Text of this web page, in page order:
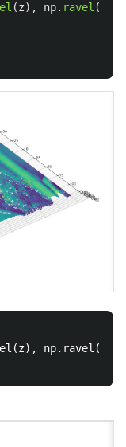
(z), np. ravel (